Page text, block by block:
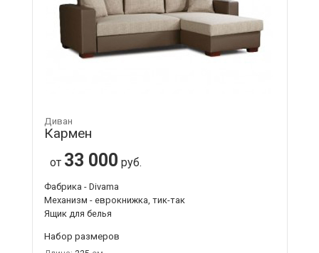
Диван
Кармен
от 33 000 руб.
Фабрика - Divama
Механизм - еврокнижка, тик-так
Ящик для белья
Набор размеров